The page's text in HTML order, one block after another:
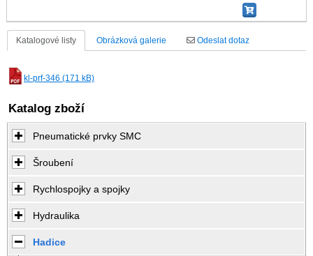
Katalogové listy Obrázková galerie Odeslat dotaz
kl-prf-346 (171 kB)
Katalog zboží
Pneumatické prvky SMC
Šroubení
Rychlospojky a spojky
Hydraulika
Hadice